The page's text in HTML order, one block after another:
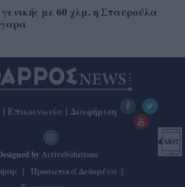
με 60 χλμ. η Σταυρούλα
| Επικοινωνία | Διαφήμιση
byActiveSolutions
Προσωπικά Δεδομένα